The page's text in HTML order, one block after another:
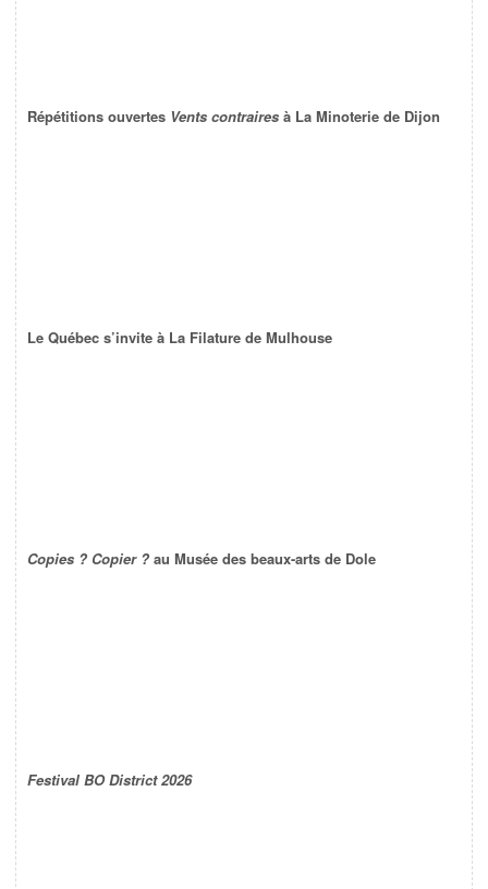
Répétitions ouvertes Vents contraires à La Minoterie de Dijon
Le Québec s’invite à La Filature de Mulhouse
Copies ? Copier ? au Musée des beaux-arts de Dole
Festival BO District 2026